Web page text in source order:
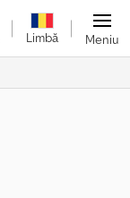
Limbă Meniu